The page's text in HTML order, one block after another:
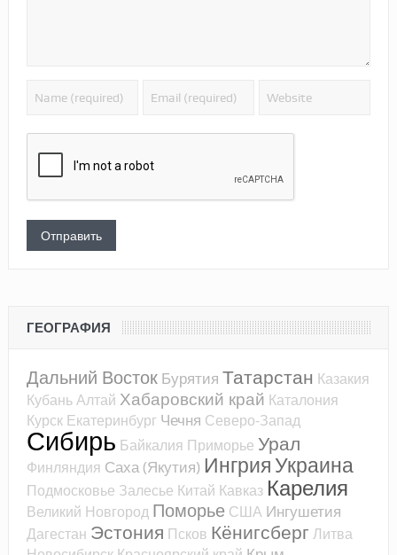
ГЕОГРАФИЯ
Дальний Восток Бурятия Татарстан Казакия
КубаньАлтай Хабаровский край Каталония
Курск Екатеринбург Чечня Северо-Запад
Сибирь Байкалия Приморье Урал
Финляндия Саха (Якутия) ИнгрияУкраина
Подмосковье Залесье Китай Кавказ Карелия
Великий Новгород Поморье США Ингушетия
Дагестан Эстония Псков Кёнигсберг Литва